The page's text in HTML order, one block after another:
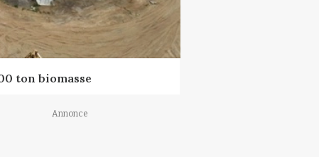
ton biomasse
Annonce